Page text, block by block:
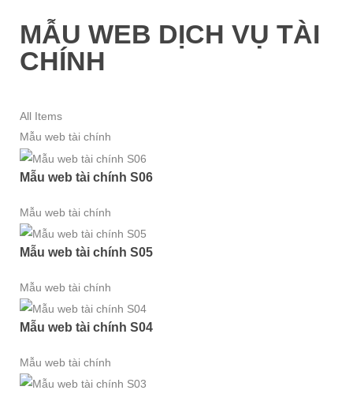
MẪU WEB DỊCH VỤ TÀI
CHÍNH
All Items
Mẫu web tài chính
Mẫu web tài chính S06
Mẫu web tài chính
Mẫu web tài chính S05
Mẫu web tài chính
Mẫu web tài chính S04
Mẫu web tài chính